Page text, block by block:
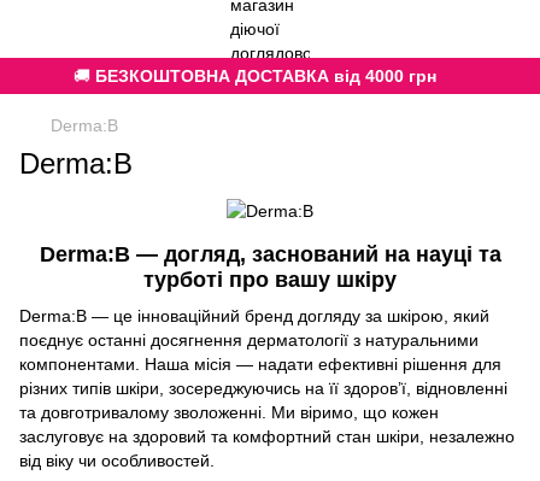
🚚 БЕЗКОШТОВНА ДОСТАВКА від 4000 грн
Derma:B
Derma:B
Derma:B — догляд, заснований на науці та
турботі про вашу шкіру
Derma:B — це інноваційний бренд догляду за шкірою, який
поєднує останні досягнення дерматології з натуральними
компонентами. Наша місія — надати ефективні рішення для
різних типів шкіри, зосереджуючись на її здоров’ї, відновленні
та довготривалому зволоженні. Ми віримо, що кожен
заслуговує на здоровий та комфортний стан шкіри, незалежно
від віку чи особливостей.